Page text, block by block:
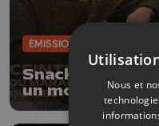
ÉMISSIONS
Snack -
un modèle
l’alimentation
Nous et